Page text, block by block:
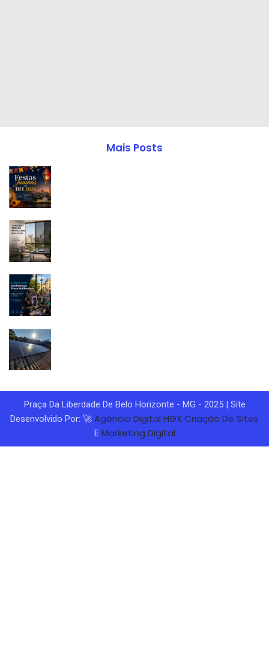
Mais Posts
Praça Da Liberdade De Belo Horizonte - MG - 2025 | Site
Desenvolvido Por: 🚀 Agência Digital HGXCriação De Sites
E Marketing Digital